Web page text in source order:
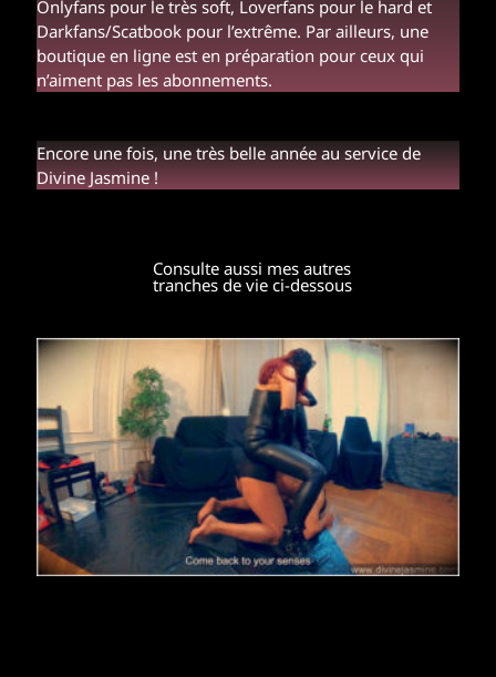
Onlyfans pour le très soft, Loverfans pour le hard et
Darkfans/Scatbook pour l’extrême. Par ailleurs, une
boutique en ligne est en préparation pour ceux qui
n’aiment pas les abonnements.
Encore une fois, une très belle année au service de
Divine Jasmine !
Consulte aussi mes autres
tranches de vie ci-dessous